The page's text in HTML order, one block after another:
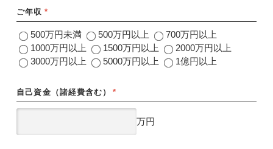
ご年収 *
500万円未満 500万円以上
700万円以上
1000万円以上
1500万円以上
2000万円以上
3000万円以上
5000万円以上 1億円以上
自己資金（諸経費含む） *
万円